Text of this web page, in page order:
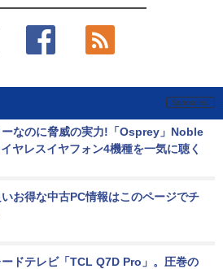
ーなのに脅威の実力!「Osprey」Noble
ヤレスイヤフォン4機種を一気に聴く
お得な中古PC情報はこのページでチ
ドテレビ「TCL Q7D Pro」。圧巻の